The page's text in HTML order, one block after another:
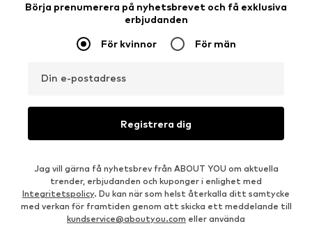
Börja prenumerera på nyhetsbrevet och få exklusiva
erbjudanden
För kvinnor För män
Din e-postadress
Registrera dig
Jag vill gärna få nyhetsbrev från ABOUT YOU om aktuella
trender, erbjudanden och kuponger i enlighet med
Integritetspolicy. Du kan när som helst återkalla ditt samtycke
med verkan för framtiden genom att skicka ett meddelande till
kundservice@aboutyou.com eller använda